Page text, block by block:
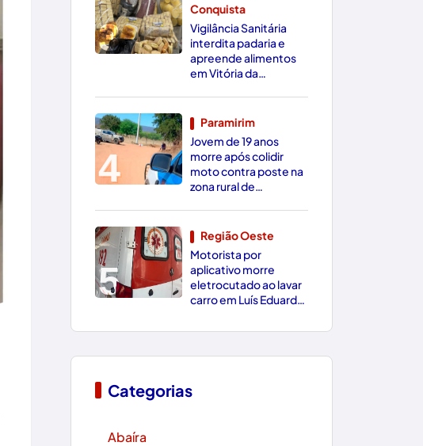
3
Conquista
Vigilância Sanitária
interdita padaria e
apreende alimentos
em Vitória da
4
Paramirim
Jovem de 19 anos
morre após colidir
moto contra poste na
zona rural de
5
Região Oeste
Motorista por
aplicativo morre
eletrocutado ao lavar
carro em Luís Eduardo
Categorias
Abaíra